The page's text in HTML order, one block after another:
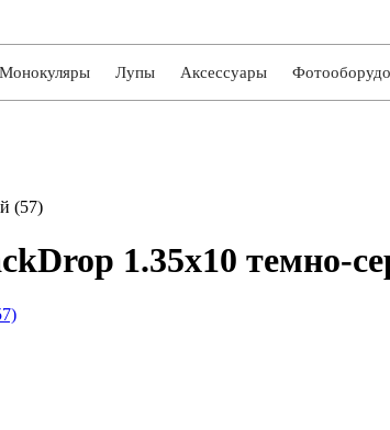
Монокуляры Лупы Аксессуары
(57)
1.35x10 темно-